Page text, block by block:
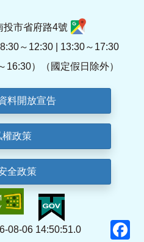
投市省府路4號
～12:30 | 13:30～17:30
16:30）（國定假日除外）
料開放宣告
權政策
全政策
08-06 14:50:51.0